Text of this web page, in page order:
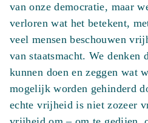
van onze democratie, maar
verloren wat het betekent,
veel mensen beschouwen
van staatsmacht. We
kunnen doen en zeggen wat
mogelijk worden gehinderd
echte vrijheid is niet zozeer